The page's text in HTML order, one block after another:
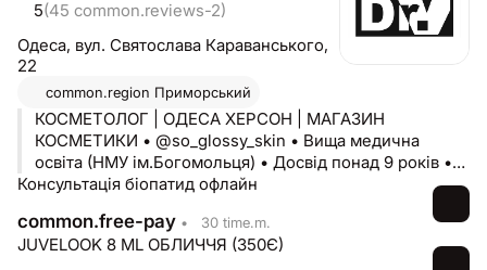
5(45 common.reviews-2)
Одеса, вул. Святослава Караванського,
22
common.region Приморський
КОСМЕТОЛОГ | ОДЕСА ХЕРСОН | МАГАЗИН
КОСМЕТИКИ • @so_glossy_skin • Вища медична
освіта (НМУ ім.Богомольця) • Досвід понад 9 років •
Сертифікований тренер в Academy of Advanced
Консультація біопатид офлайн
common.free-pay • 30 time.m.
JUVELOOK 8 ML ОБЛИЧЧЯ (350Є)